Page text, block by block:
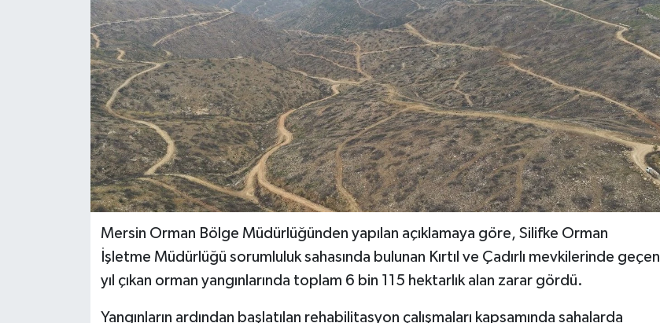
Mersin Orman Bölge Müdürlüğünden yapılan açıklamaya göre, Silifke Orman
İşletme Müdürlüğü sorumluluk sahasında bulunan Kırtıl ve Çadırlı mevkilerinde geçen
yıl çıkan orman yangınlarında toplam 6 bin 115 hektarlık alan zarar gördü.
Yangınların ardından başlatılan rehabilitasyon çalışmaları kapsamında sahalarda